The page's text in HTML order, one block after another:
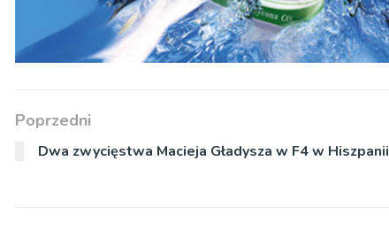
Poprzedni
Dwa zwycięstwa Macieja Gładysza w F4 w Hiszpanii